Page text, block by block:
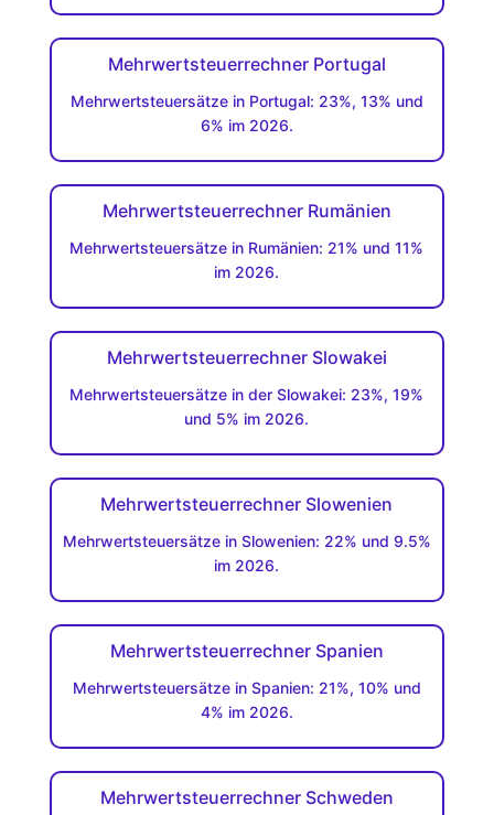
Mehrwertsteuerrechner Portugal
Mehrwertsteuersätze in Portugal: 23%, 13% und
6% im 2026.
Mehrwertsteuerrechner Rumänien
Mehrwertsteuersätze in Rumänien: 21% und 11%
im 2026.
Mehrwertsteuerrechner Slowakei
Mehrwertsteuersätze in der Slowakei: 23%, 19%
und 5% im 2026.
Mehrwertsteuerrechner Slowenien
Mehrwertsteuersätze in Slowenien: 22% und 9.5%
im 2026.
Mehrwertsteuerrechner Spanien
Mehrwertsteuersätze in Spanien: 21%, 10% und
4% im 2026.
Mehrwertsteuerrechner Schweden